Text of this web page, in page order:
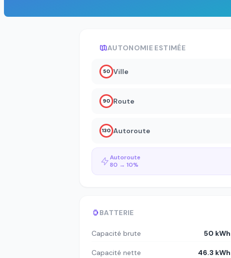
AUTONOMIE ESTIMÉE
50 Ville
90 Route
130 Autoroute
Autoroute
80 → 10%
BATTERIE
Capacité brute 50 kWh
Capacité nette 46.3 kWh